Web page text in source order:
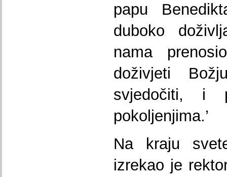
papu
duboko
nama
doživjeti
svjedočiti, i
pokoljenjima.’
Na kraju
izrekao je